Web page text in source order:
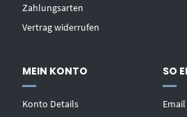
Zahlungsarten
Vertrag widerrufen
MEIN KONTO
Konto Details
SO
Email